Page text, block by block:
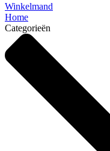
Winkelmand
Home
Categorieën